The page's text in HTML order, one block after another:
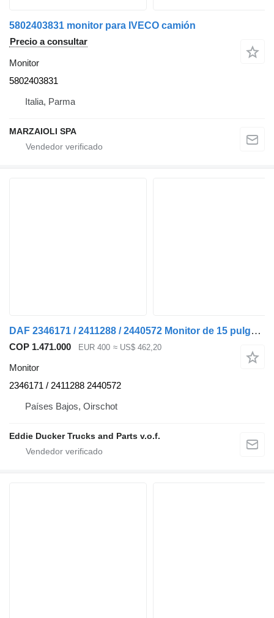
5802403831 monitor para IVECO camión
Precio a consultar
Monitor
5802403831
Italia, Parma
MARZAIOLI SPA
DAF 2346171 / 2411288 / 2440572 Monitor de 15 pulgadas para DAF CF-PX7 / XD / XF / XG camión
COP 1.471.000 EUR 400 ≈ US$ 462,20
Monitor
2346171 / 2411288 2440572
Países Bajos, Oirschot
Eddie Ducker Trucks and Parts v.o.f.